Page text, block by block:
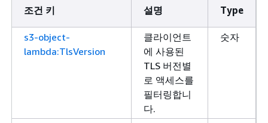
조건 키 설명 Type
s3-object-
lambda:TlsVersion
클라이언트
에 사용된
TLS 버전별
로 액세스를
필터링합니
다.
숫자